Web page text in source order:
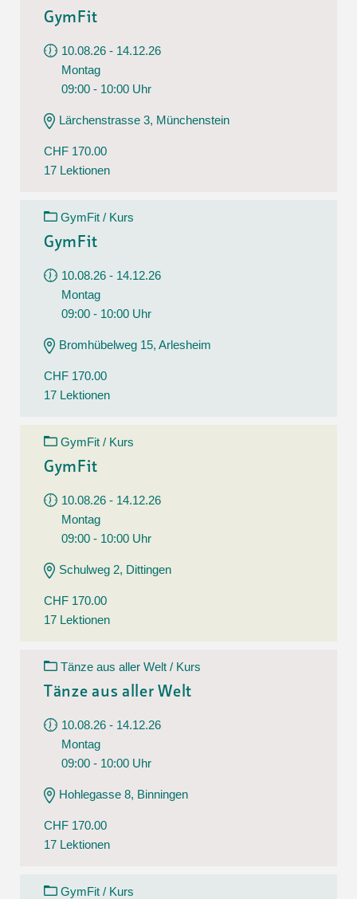
GymFit
10.08.26 - 14.12.26
Montag
09:00 - 10:00 Uhr
Lärchenstrasse 3, Münchenstein
CHF 170.00
17 Lektionen
GymFit / Kurs
GymFit
10.08.26 - 14.12.26
Montag
09:00 - 10:00 Uhr
Bromhübelweg 15, Arlesheim
CHF 170.00
17 Lektionen
GymFit / Kurs
GymFit
10.08.26 - 14.12.26
Montag
09:00 - 10:00 Uhr
Schulweg 2, Dittingen
CHF 170.00
17 Lektionen
Tänze aus aller Welt / Kurs
Tänze aus aller Welt
10.08.26 - 14.12.26
Montag
09:00 - 10:00 Uhr
Hohlegasse 8, Binningen
CHF 170.00
17 Lektionen
GymFit / Kurs